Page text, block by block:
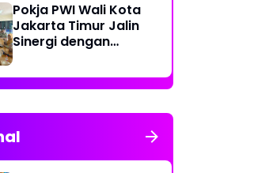
Hutan
Pokja PWI Wali Kota
Jakarta Timur Jalin
Sinergi dengan
untuk Perkuat
Publikasi Informasi